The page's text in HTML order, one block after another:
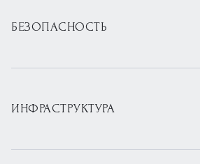
БЕЗОПАСНОСТЬ
ИНФРАСТРУКТУРА